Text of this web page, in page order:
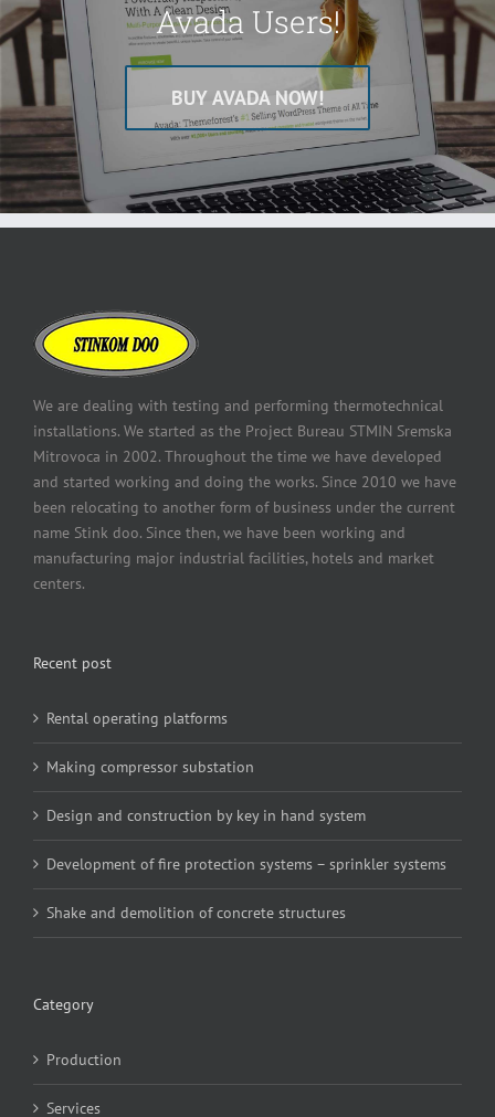
Avada Users!
BUY AVADA NOW!
We are dealing with testing and performing thermotechnical
installations. We started as the Project Bureau STMIN Sremska
Mitrovoca in 2002. Throughout the time we have developed
and started working and doing the works. Since 2010 we have
been relocating to another form of business under the current
name Stink doo. Since then, we have been working and
manufacturing major industrial facilities, hotels and market
centers.
Recent post
Rental operating platforms
Making compressor substation
Design and construction by key in hand system
Development of fire protection systems – sprinkler systems
Shake and demolition of concrete structures
Category
Production
Services